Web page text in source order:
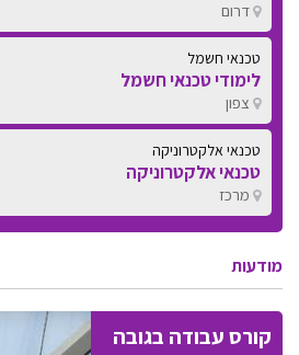
דרום
טכנאי חשמל
לימודי טכנאי חשמל
צפון
טכנאי אלקטרוניקה
טכנאי אלקטרוניקה
מרכז
מודעות
קורס עבודה בגובה